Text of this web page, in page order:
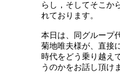
らし，そしてそこか
れております。
本日は、同グループ
菊地唯夫様が、直接
時代をどう乗り越え
うのかをお話し頂け